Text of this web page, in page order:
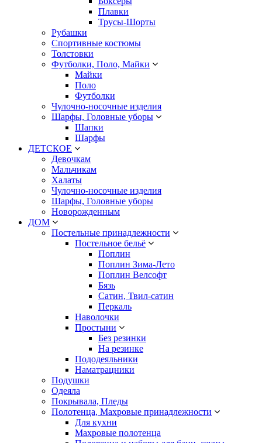
Плавки
Трусы-Шорты
Рубашки
Спортивные костюмы
Толстовки
Футболки, Поло, Майки
Майки
Поло
Футболки
Чулочно-носочные изделия
Шарфы, Головные уборы
Шапки
Шарфы
ДЕТСКОЕ
Девочкам
Мальчикам
Халаты
Чулочно-носочные изделия
Шарфы, Головные уборы
Новорожденным
ДОМ
Постельные принадлежности
Постельное бельё
Поплин
Поплин Зима-Лето
Поплин Велсофт
Бязь
Сатин, Твил-сатин
Перкаль
Наволочки
Простыни
Без резинки
На резинке
Пододеяльники
Наматрацники
Подушки
Одеяла
Покрывала, Пледы
Полотенца, Махровые принадлежности
Для кухни
Махровые полотенца